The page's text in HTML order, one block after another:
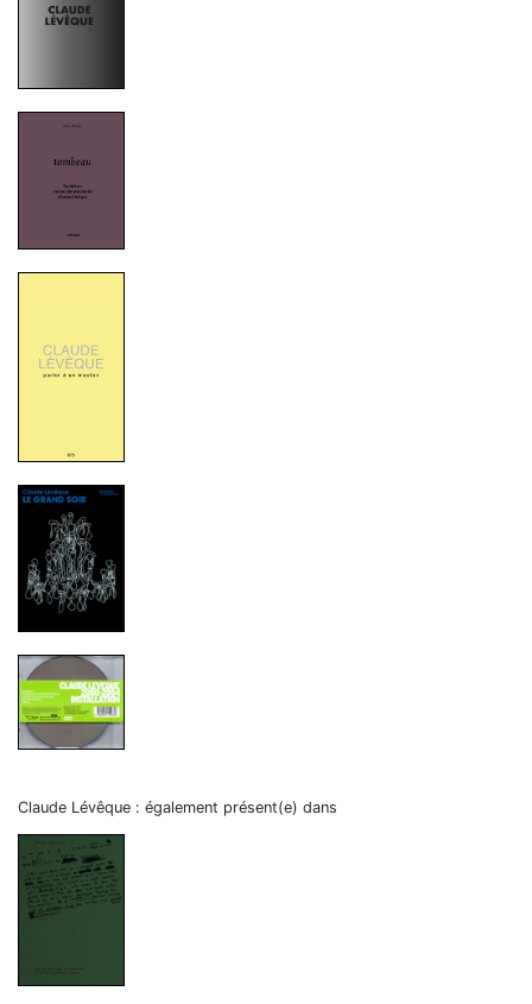
Claude Lévêque : également présent(e) dans